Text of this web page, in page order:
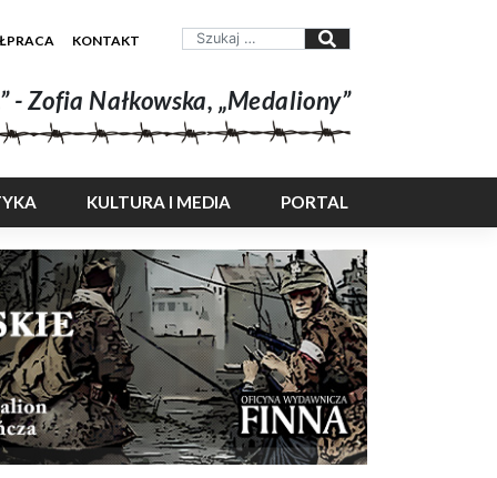
KONTAKT
Zofia Nałkowska, „Medaliony”
KULTURA I MEDIA PORTAL